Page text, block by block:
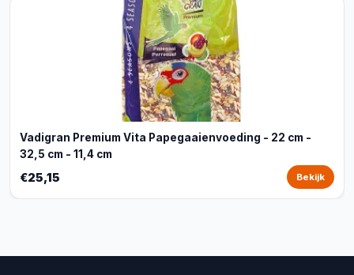
Vadigran Premium Vita Papegaaienvoeding - 22 cm -
32,5 cm - 11,4 cm
€25,15 Bekijk